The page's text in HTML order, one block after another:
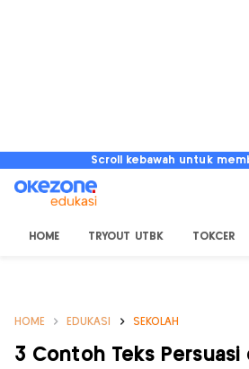
Scroll kebawah untuk
HOME TRYOUT UTBK TOKCER
HOME EDUKASI SEKOLAH
3 Contoh Teks Persuasi